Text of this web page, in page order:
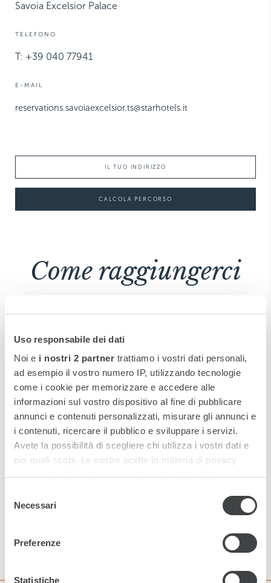
Uso responsabile dei dati
Noi e i nostri 2 partner trattiamo i vostri dati personali,
ad esempio il vostro numero IP, utilizzando tecnologie
come i cookie per memorizzare e accedere alle
informazioni sul vostro dispositivo al fine di pubblicare
annunci e contenuti personalizzati, misurare gli annunci e
i contenuti, ricercare il pubblico e sviluppare i servizi.
Avete la possibilità di scegliere chi utilizza i vostri dati e
per quali scopi. Le vostre scelte in materia di privacy
revocare il proprio consenso in qualsiasi momento dalla
Dichiarazione sui cookie o facendo clic sull'icona di
e imposta le tue preferenze nella
sezione dettagli. Puoi
delNecessari
Preferenze
Statistiche
Savoia Excelsior Palace
TELEFONO
T: +39 040 77941
E-MAIL
reservations.savoiaexcelsior.ts@starhotels.it
CALCOLA PERCORSO
Come raggiungerci
DALLA STAZIONE
Dalla Stazione Centrale (800 m), prendere l'autobus di
linea n.8 o n.30 che vi porteranno proprio di fronte
l'albergo. Potrete così ammirare l'ingresso
monumentale dell'hotel Savoia Excelsior Palace.
DALL'AUTOSTRADA